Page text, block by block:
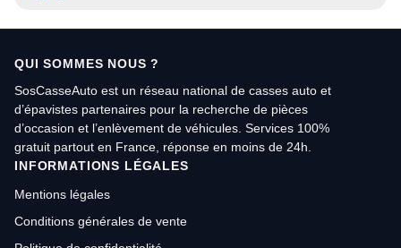
QUI SOMMES NOUS ?
SosCasseAuto est un réseau national de casses auto et
d’épavistes partenaires pour la recherche de pièces
d’occasion et l’enlèvement de véhicules. Services 100%
gratuit partout en France, réponse en moins de 24h.
INFORMATIONS LÉGALES
Mentions légales
Conditions générales de vente